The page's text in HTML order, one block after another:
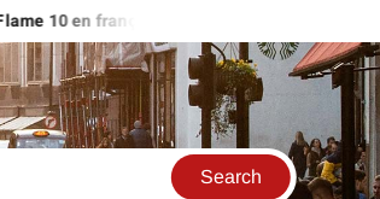
français rapidement ?